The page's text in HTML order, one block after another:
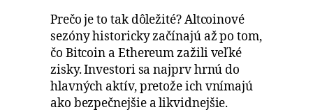
Prečo je to tak dôležité? Altcoinové
sezóny historicky začínajú až po tom,
čo Bitcoin a Ethereum zažili veľké
zisky. Investori sa najprv hrnú do
hlavných aktív, pretože ich vnímajú
ako bezpečnejšie a likvidnejšie.